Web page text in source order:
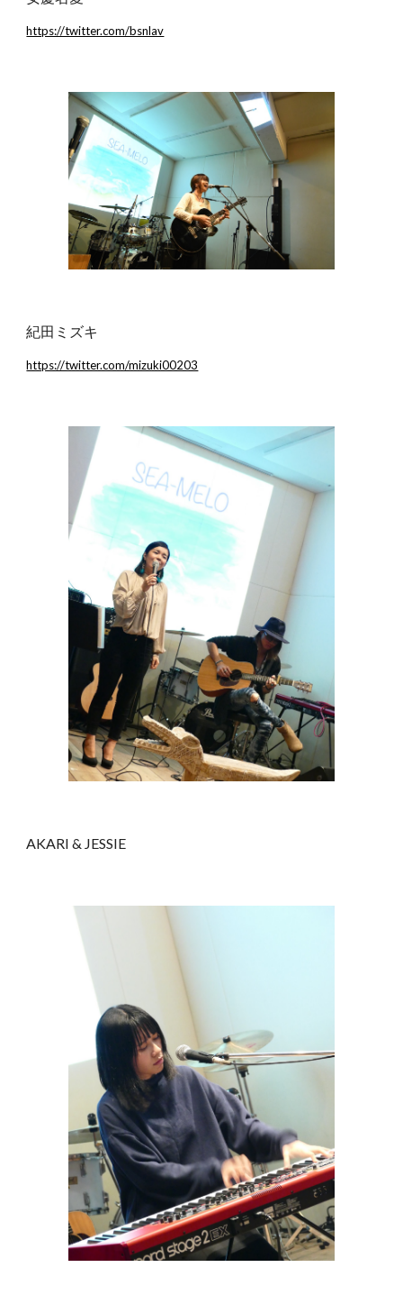
https://twitter.com/bsnlav
紀田ミズキ
https://twitter.com/mizuki00203
AKARI & JESSIE